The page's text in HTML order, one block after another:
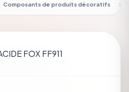
Composants de produits décoratifs